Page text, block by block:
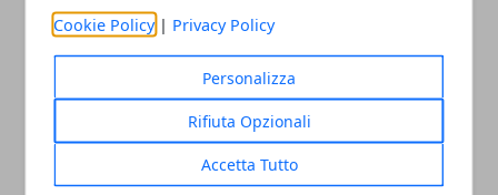
Cookie Policy | Privacy Policy
Personalizza
Rifiuta Opzionali
Accetta Tutto
Redazione